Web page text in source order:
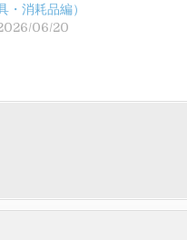
・消耗品編）
06/20